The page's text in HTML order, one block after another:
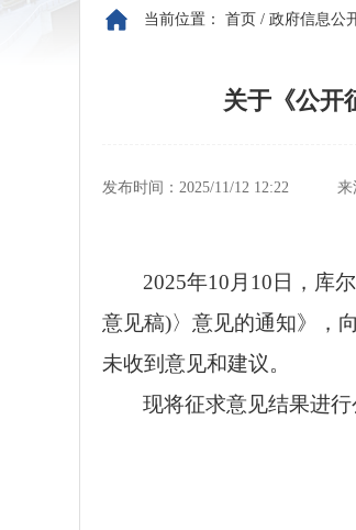
当前位置： 首页 / 政府信息公
关于《公开
发布时间：2025/11/12 12:22 来
2025年10月10日，库
意见稿)〉意见的通知》，
未收到意见和建议。
现将征求意见结果进行